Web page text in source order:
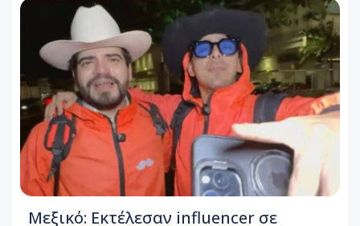
Μεξικό: Εκτέλεσαν influencer σε